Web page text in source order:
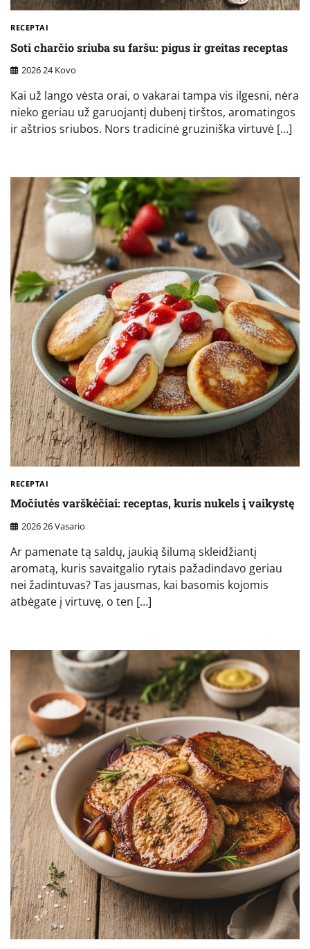
RECEPTAI
Soti charčio sriuba su faršu: pigus ir greitas receptas
2026 24 Kovo
Kai už lango vėsta orai, o vakarai tampa vis ilgesni, nėra
nieko geriau už garuojantį dubenį tirštos, aromatingos
ir aštrios sriubos. Nors tradicinė gruziniška virtuvė […]
RECEPTAI
Močiutės varškėčiai: receptas, kuris nukels į vaikystę
2026 26 Vasario
Ar pamenate tą saldų, jaukią šilumą skleidžiantį
aromatą, kuris savaitgalio rytais pažadindavo geriau
nei žadintuvas? Tas jausmas, kai basomis kojomis
atbėgate į virtuvę, o ten […]